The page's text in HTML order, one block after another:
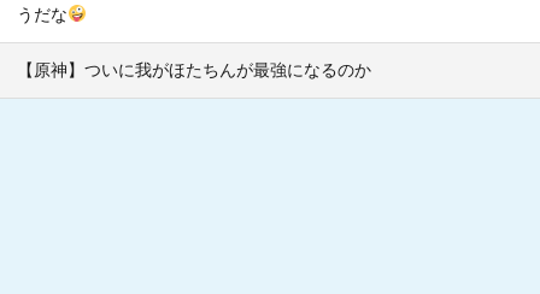
うだな
【原神】ついに我がほたちんが最強になるのか